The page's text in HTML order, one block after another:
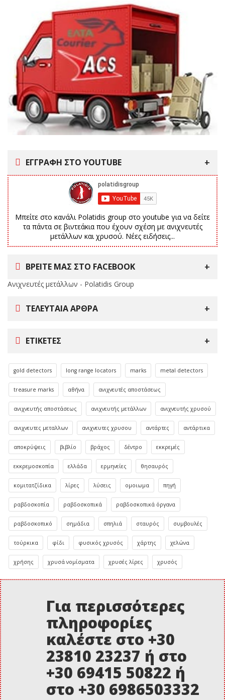
ΕΓΓΡΑΦΗ ΣΤΟ YOUTUBE
Μπείτε στο κανάλι Polatidis group στο youtube για να δείτε
τα πάντα σε βιντεάκια που έχουν σχέση με ανιχνευτές
μετάλλων και χρυσού. Νέες ειδήσεις...
ΒΡΕΙΤΕ ΜΑΣ ΣΤΟ FACEBOOK
Ανιχνευτές μετάλλων - Polatidis Group
ΤΕΛΕΥΤΑΊΑ ΆΡΘΡΑ
ΕΤΙΚΈΤΕΣ
gold detectors long range locators marks metal detectors
treasure marks αθήνα ανιχνευτές αποστάσεως
ανιχνευτής αποστάσεως ανιχνευτής μετάλλων ανιχνευτής χρυσού
ανιχνευτες μεταλλων ανιχνευτες χρυσου αντάρτες αντάρτικα
αποκρύψεις βιβλίο βράχος δέντρο εκκρεμές
εκκρεμοσκοπία ελλάδα ερμηνείες θησαυρός
κομιτατζίδικα λίρες λύσεις ομοιωμα πηγή
ραβδοσκοπία ραβδοσκοπικά ραβδοσκοπικά όργανα
ραβδοσκοπικό σημάδια σπηλιά σταυρός συμβουλές
τούρκικα φίδι φυσικός χρυσός χάρτης χελώνα
χρήσης χρυσά νομίσματα χρυσές λίρες χρυσός
Για περισσότερες
πληροφορίες
καλέστε στο +30
23810 23237 ή στο
+30 69415 50822 ή
στο +30 6986503332